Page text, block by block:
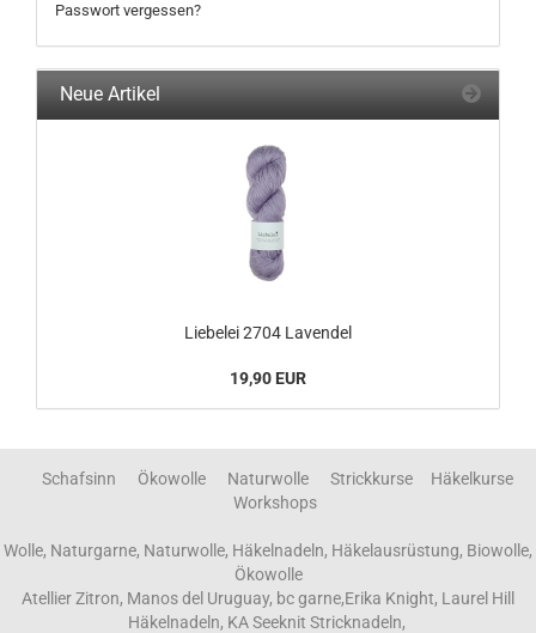
Passwort vergessen?
Neue Artikel
Liebelei 2704 Lavendel
19,90 EUR
Schafsinn Ökowolle Naturwolle Strickkurse Häkelkurse
Workshops
Wolle, Naturgarne, Naturwolle, Häkelnadeln, Häkelausrüstung, Biowolle,
Ökowolle
Atellier Zitron, Manos del Uruguay, bc garne,Erika Knight, Laurel Hill
Häkelnadeln, KA Seeknit Stricknadeln,